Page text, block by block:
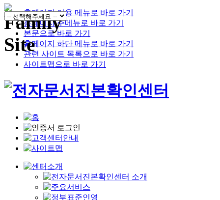
홈페이지 이용 메뉴로 바로 가기
홈페이지 주메뉴로 바로 가기
본문으로 바로 가기
홈페이지 하단 메뉴로 바로 가기
관련 사이트 목록으로 바로 가기
사이트맵으로 바로 가기